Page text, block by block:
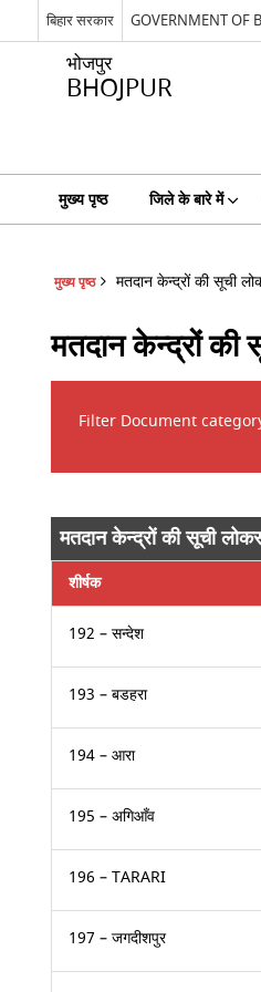
बिहार सरकार GOVERNMENT OF
भोजपुर
BHOJPUR
मुख्य पृष्ठ जिले के बारे में
मुख्य पृष्ठ मतदान केन्द्रों की सूची
मतदान केन्द्रों की
Filter Document
मतदान केन्द्रों की सूची
शीर्षक
192 – सन्देश
193 – बडहरा
194 – आरा
195 – अगिआँव
196 – TARARI
197 – जगदीशपुर